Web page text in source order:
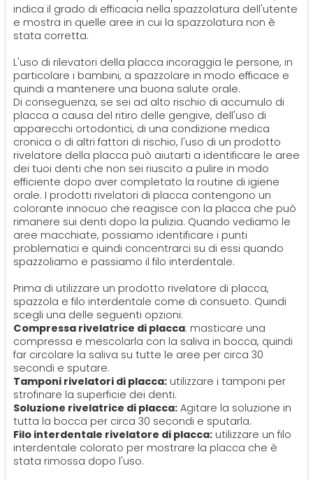
indica il grado di efficacia nella spazzolatura dell'utente
e mostra in quelle aree in cui la spazzolatura non è
stata corretta.
L'uso di rilevatori della placca incoraggia le persone, in
particolare i bambini, a spazzolare in modo efficace e
quindi a mantenere una buona salute orale.
Di conseguenza, se sei ad alto rischio di accumulo di
placca a causa del ritiro delle gengive, dell'uso di
apparecchi ortodontici, di una condizione medica
cronica o di altri fattori di rischio, l'uso di un prodotto
rivelatore della placca può aiutarti a identificare le aree
dei tuoi denti che non sei riuscito a pulire in modo
efficiente dopo aver completato la routine di igiene
orale. I prodotti rivelatori di placca contengono un
colorante innocuo che reagisce con la placca che può
rimanere sui denti dopo la pulizia. Quando vediamo le
aree macchiate, possiamo identificare i punti
problematici e quindi concentrarci su di essi quando
spazzoliamo e passiamo il filo interdentale.
Prima di utilizzare un prodotto rivelatore di placca,
spazzola e filo interdentale come di consueto. Quindi
scegli una delle seguenti opzioni:
Compressa rivelatrice di placca: masticare una
compressa e mescolarla con la saliva in bocca, quindi
far circolare la saliva su tutte le aree per circa 30
secondi e sputare.
Tamponi rivelatori di placca:utilizzare i tamponi per
strofinare la superficie dei denti.
Soluzione rivelatrice di placca:Agitare la soluzione in
tutta la bocca per circa 30 secondi e sputarla.
Filo interdentale rivelatore di placca:utilizzare un filo
interdentale colorato per mostrare la placca che è
stata rimossa dopo l'uso.